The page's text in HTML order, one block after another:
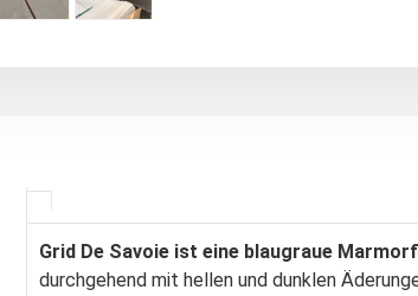
Grid De Savoie ist eine blaugraue
durchgehend mit hellen und dunklen